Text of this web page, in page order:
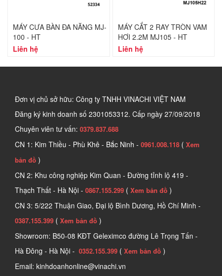
MÁY CƯA BÀN ĐA NĂNG MJ-
100 - HT
Liên hệ
MÁY CẮT 2 RAY TRÒN VAM
HƠI 2.2M MJ105 - HT
Liên hệ
Đơn vị chủ sở hữu: Công ty TNHH VINACHI VIỆT NAM
Đăng ký kinh doanh số 2301053312. Cấp ngày 27/09/2018
Chuyên viên tư vấn: 0379.837.688
CN 1: Kim Thiều - Phù Khê - Bắc Ninh - 0961.008.118 ( Xem
bản đồ )
CN 2: Khu công nghiệp Kim Quan - Đường tỉnh lộ 419 -
Thạch Thất - Hà Nội - 0867.155.299 ( Xem bản đồ )
CN 3: 5/222 Thuận Giao, Đại lộ Bình Dương, Hồ Chí Minh -
0387.155.399 ( Xem bản đồ )
Showroom: B50-08 KĐT Geleximco đường Lê Trọng Tấn -
Hà Đông - Hà Nội - 0352.155.399 ( Xem bản đồ )
Email: kinhdoanhonline@vinachi.vn